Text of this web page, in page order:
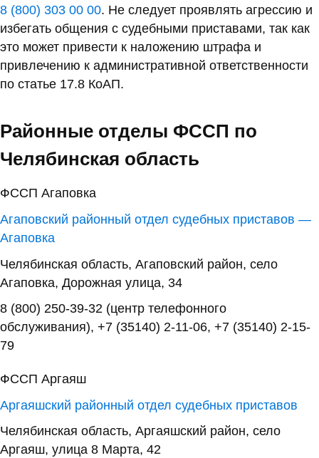
8 (800) 303 00 00. Не следует проявлять агрессию и
избегать общения с судебными приставами, так как
это может привести к наложению штрафа и
привлечению к административной ответственности
по статье 17.8 КоАП.
Районные отделы ФССП по
Челябинская область
ФССП Агаповка
Агаповский районный отдел судебных приставов —
Агаповка
Челябинская область, Агаповский район, село
Агаповка, Дорожная улица, 34
8 (800) 250-39-32 (центр телефонного
обслуживания), +7 (35140) 2-11-06, +7 (35140) 2-15-
79
ФССП Аргаяш
Аргаяшский районный отдел судебных приставов
Челябинская область, Аргаяшский район, село
Аргаяш, улица 8 Марта, 42